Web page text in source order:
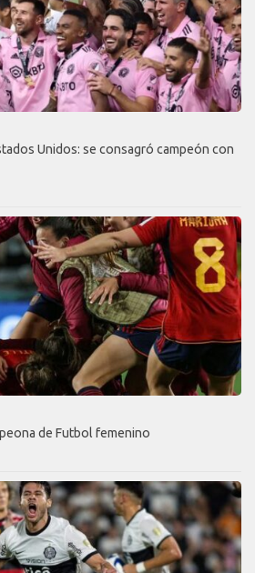
Unidos: se consagró campeón con
de Futbol femenino